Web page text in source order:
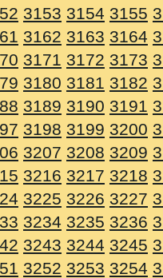
3153 3154 3155
3162 3163 3164
3171 3172 3173
3180 3181 3182
3189 3190 3191
3198 3199 3200
3207 3208 3209
3216 3217 3218
3225 3226 3227
3234 3235 3236
3243 3244 3245
3252 3253 3254